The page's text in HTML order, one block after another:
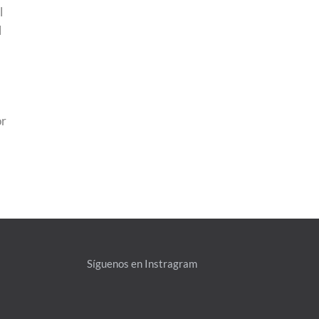
Síguenos en Instragram